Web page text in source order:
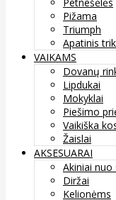
Pižama
Triumph
Apatinis
VAIKAMS
Dovanų
Lipdukai
Mokyklai
Piešimo
Vaikiška
Žaislai
AKSESUARAI
Akiniai nuo
Diržai
Kelionėms